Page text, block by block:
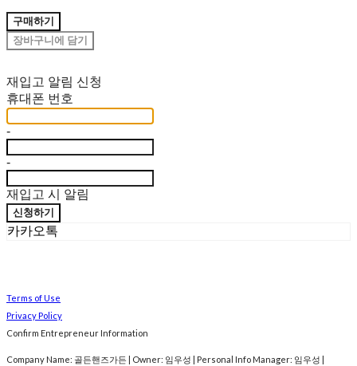
구매하기
장바구니에 담기
재입고 알림 신청
휴대폰 번호
-
-
재입고 시 알림
신청하기
카카오톡
Terms of Use
Privacy Policy
Confirm Entrepreneur Information
Company Name: 골든핸즈가든 | Owner: 임우성 | Personal Info Manager: 임우성 |